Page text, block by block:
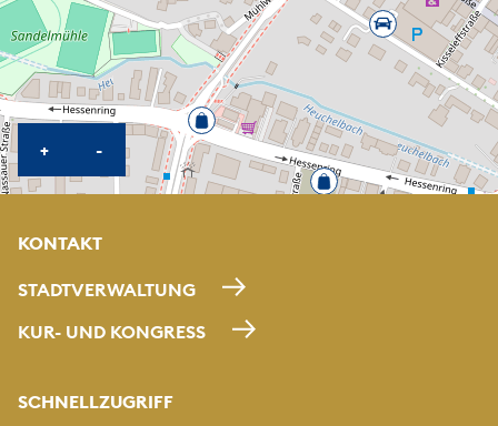
+KARTE HEREINZOOMEN
-KARTE HERAUSZOOMEN
KONTAKT
STADTVERWALTUNG
KUR- UND KONGRESS
SCHNELLZUGRIFF